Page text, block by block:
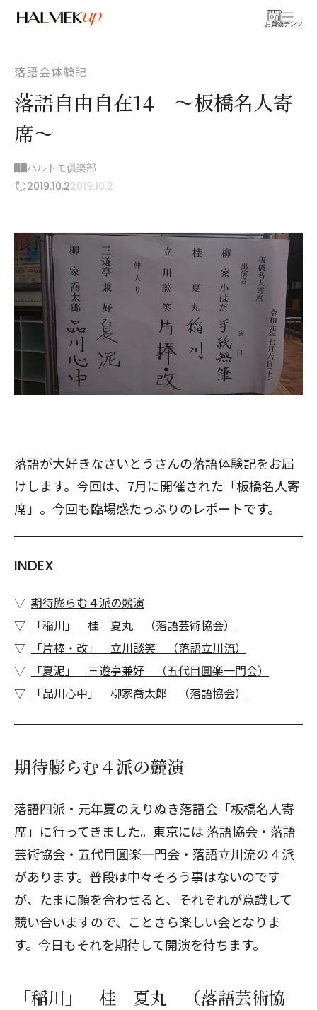
お買物
コンテンツ
落語会体験記
落語自由自在14 ～板橋名人寄
席～
ハルトモ俱楽部
2019.10.22019.10.2
落語が大好きなさいとうさんの落語体験記をお届
けします。今回は、7月に開催された「板橋名人寄
席」。今回も臨場感たっぷりのレポートです。
INDEX
期待膨らむ４派の競演
「稲川」 桂 夏丸 （落語芸術協会）
「片棒・改」 立川談笑 （落語立川流）
「夏泥」 三遊亭兼好 （五代目圓楽一門会）
「品川心中」 柳家喬太郎 （落語協会）
期待膨らむ４派の競演
落語四派・元年夏のえりぬき落語会「板橋名人寄
席」に行ってきました。東京には 落語協会・落語
芸術協会・五代目圓楽一門会・落語立川流の４派
があります。普段は中々そろう事はないのです
が、たまに顔を合わせると、それぞれが意識して
競い合いますので、ことさら楽しい会となりま
す。今日もそれを期待して開演を待ちます。
「稲川」 桂 夏丸 （落語芸術協